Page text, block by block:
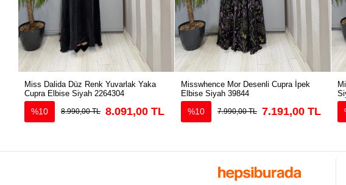
Miss Dalida Düz Renk Yuvarlak Yaka
Cupra Elbise Siyah 2264304
%10 8.990,00 TL 8.091,00 TL
Misswhence Mor Desenli Cupra İpek
Elbise Siyah 39844
%10 7.990,00 TL 7.191,00 TL